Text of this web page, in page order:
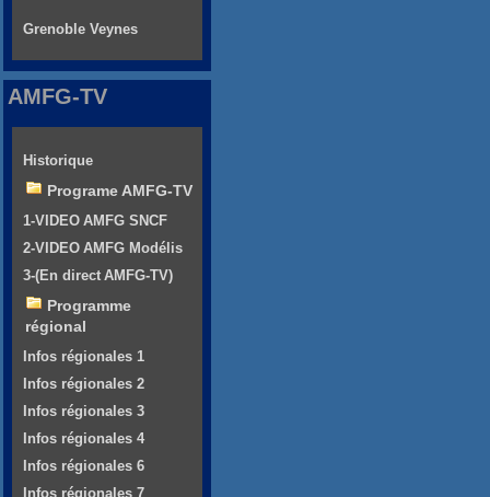
Grenoble Veynes
AMFG-TV
Historique
Programe AMFG-TV
1-VIDEO AMFG SNCF
2-VIDEO AMFG Modélis
3-(En direct AMFG-TV)
Programme
régional
Infos régionales 1
Infos régionales 2
Infos régionales 3
Infos régionales 4
Infos régionales 6
Infos régionales 7